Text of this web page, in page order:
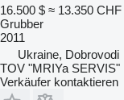
16.500 $ ≈ 13.350 CHF
Grubber
2011
Ukraine, Dobrovodi
TOV "MRIYa SERVIS"
Verkäufer kontaktieren